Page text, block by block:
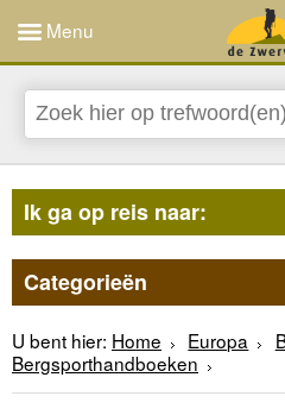
Menu
Ik ga op reis naar:
Categorieën
U bent hier: Home Europa
Bergsporthandboeken